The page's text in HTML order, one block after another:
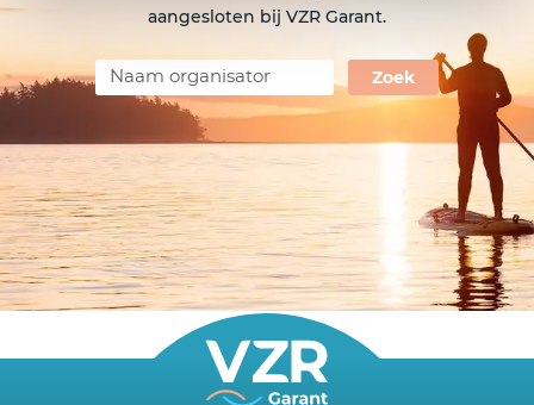
aangesloten bij VZR Garant.
Zoek